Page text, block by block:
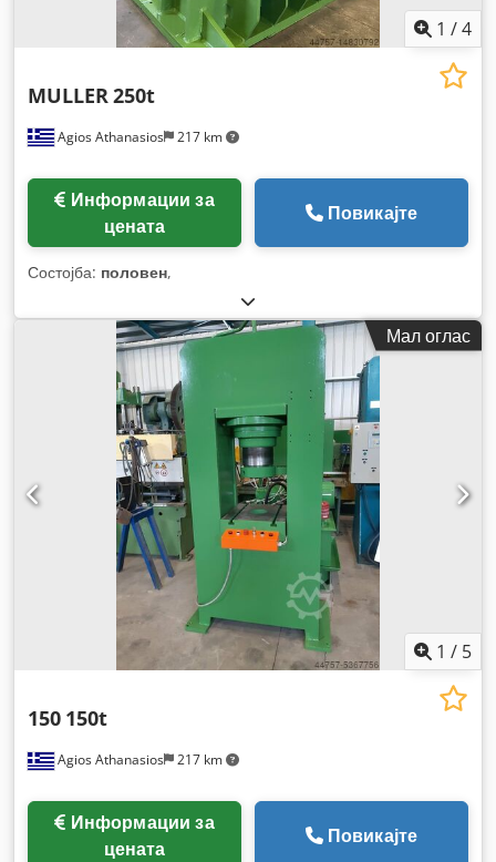
1 /4
Agios Athanasios 217 km
MULLER 250t
цената
Повикајте
Состојба: половен,
Мал оглас
1 / 5
Agios Athanasios 217 km
150 150t
цената
Повикајте